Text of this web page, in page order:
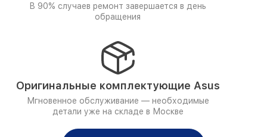
В 90% случаев ремонт завершается в день
обращения
Оригинальные комплектующие Asus
Мгновенное обслуживание — необходимые
детали уже на складе в Москве